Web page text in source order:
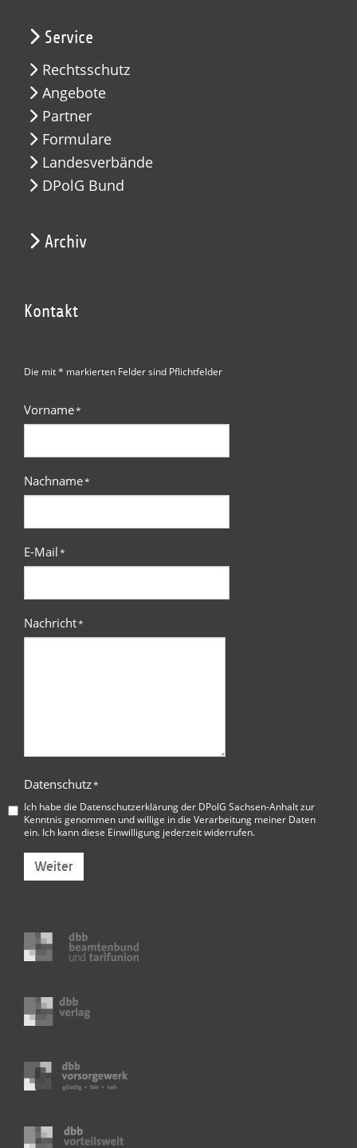
Service
Rechtsschutz
Angebote
Partner
Formulare
Landesverbände
DPolG Bund
Archiv
Kontakt
Die mit * markierten Felder sind Pflichtfelder
Vorname*
Nachname*
E-Mail*
Nachricht*
Datenschutz*
Ich habe die Datenschutzerklärung der DPolG Sachsen-Anhaltzur
Kenntnis genommen und willige in die Verarbeitung meiner Daten
ein. Ich kann diese Einwilligung jederzeit widerrufen.
Weiter